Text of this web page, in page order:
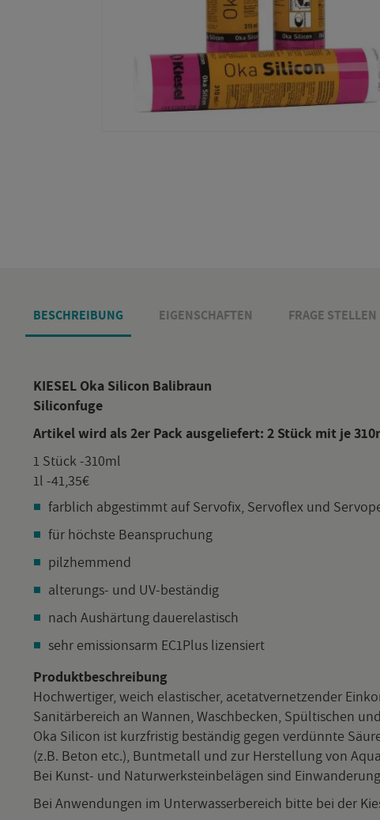
BE­SCHREI­BUNG EI­GEN­SCHAF­TEN FRAGE STEL­LEN
KIE­SEL Oka Si­li­con Ba­li­braun
Si­li­con­fu­ge
Ar­ti­kel wird als 2er Pack aus­ge­lie­fert: 2 Stück mit je
1 Stück -310ml
1l -41,35€
farb­lich ab­ge­stimmt auf Ser­vo­fix, Ser­vof­lex und
für höchs­te Be­an­spru­chung
pilz­hem­mend
al­te­rungs- und UV-be­stän­dig
nach Aus­här­tung dau­e­re­las­tisch
sehr emis­si­ons­arm EC1P­lus li­zen­siert
Pro­dukt­be­schrei­bung
Hoch­wer­ti­ger, weich elas­ti­scher, ace­tat­ver­net­zen­der
Sa­ni­tär­be­reich an Wan­nen, Wasch­be­cken, Spül­ti­schen
Oka Si­li­con ist kurz­fris­tig be­stän­dig gegen ver­dünn­te
(z.B. Beton etc.), Bunt­me­tall und zur Her­stel­lung von
Bei Kunst- und Na­tur­werk­stein­be­lä­gen sind
Bei An­wen­dun­gen im Un­ter­was­ser­be­reich bitte bei der